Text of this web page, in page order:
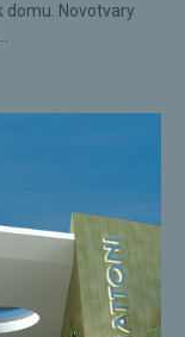
domu. Novotvary